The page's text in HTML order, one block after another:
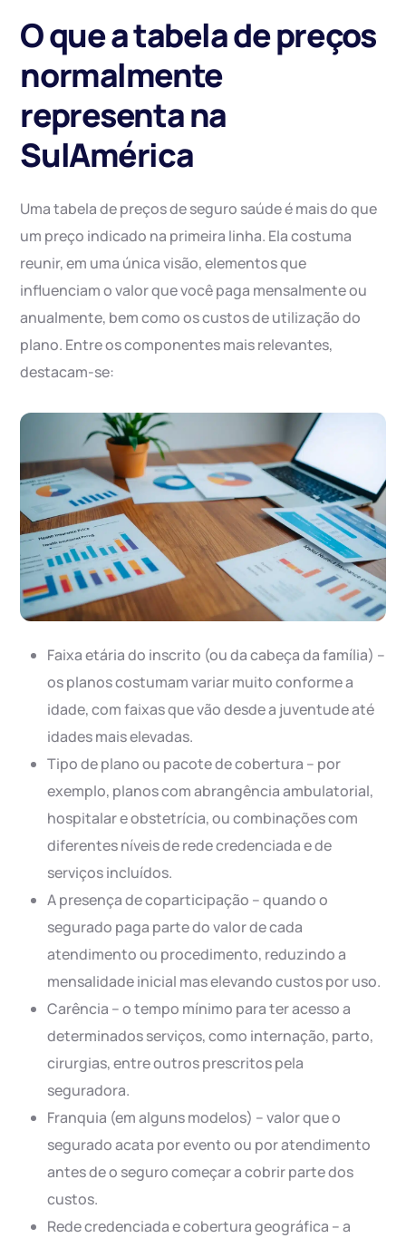
O que a tabela de preços
normalmente
representa na
SulAmérica
Uma tabela de preços de seguro saúde é mais do que
um preço indicado na primeira linha. Ela costuma
reunir, em uma única visão, elementos que
influenciam o valor que você paga mensalmente ou
anualmente, bem como os custos de utilização do
plano. Entre os componentes mais relevantes,
destacam-se:
Faixa etária do inscrito (ou da cabeça da família) –
os planos costumam variar muito conforme a
idade, com faixas que vão desde a juventude até
idades mais elevadas.
Tipo de plano ou pacote de cobertura – por
exemplo, planos com abrangência ambulatorial,
hospitalar e obstetrícia, ou combinações com
diferentes níveis de rede credenciada e de
serviços incluídos.
A presença de coparticipação – quando o
segurado paga parte do valor de cada
atendimento ou procedimento, reduzindo a
mensalidade inicial mas elevando custos por uso.
Carência – o tempo mínimo para ter acesso a
determinados serviços, como internação, parto,
cirurgias, entre outros prescritos pela
seguradora.
Franquia (em alguns modelos) – valor que o
segurado acata por evento ou por atendimento
antes de o seguro começar a cobrir parte dos
custos.
Rede credenciada e cobertura geográfica – a